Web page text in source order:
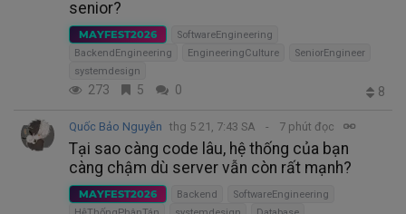
senior?
MAYFEST2026
SoftwareEngineering
BackendEngineering
EngineeringCulture
SeniorEngineer
systemdesign
273 5 0 8
Quốc Bảo Nguyễn thg 5 21, 7:43 SA 7 phút đọc
Tại sao càng code lâu, hệ thống của bạn
càng chậm dù server vẫn còn rất mạnh?
MAYFEST2026 Backend
SoftwareEngineering